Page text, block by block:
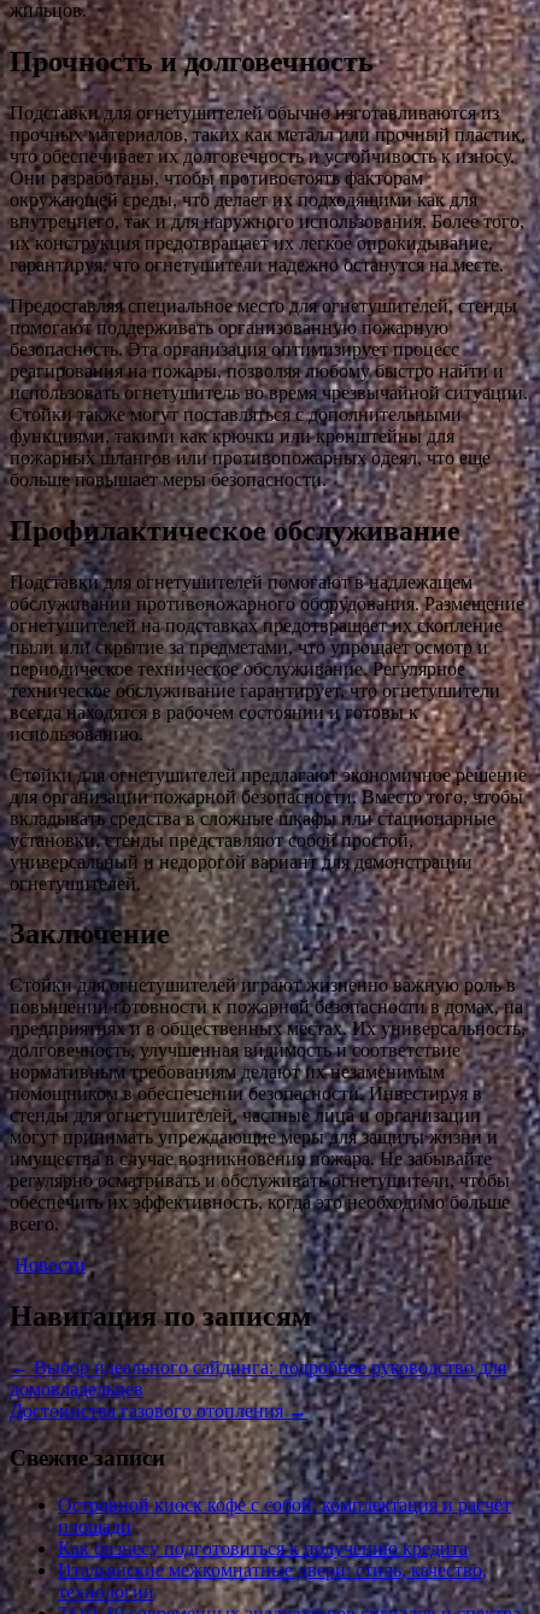
жильцов.
Прочность и долговечность
Подставки для огнетушителей обычно изготавливаются из
прочных материалов, таких как металл или прочный пластик,
что обеспечивает их долговечность и устойчивость к износу.
Они разработаны, чтобы противостоять факторам
окружающей среды, что делает их подходящими как для
внутреннего, так и для наружного использования. Более того,
их конструкция предотвращает их легкое опрокидывание,
гарантируя, что огнетушители надежно останутся на месте.
Предоставляя специальное место для огнетушителей, стенды
помогают поддерживать организованную пожарную
безопасность. Эта организация оптимизирует процесс
реагирования на пожары, позволяя любому быстро найти и
использовать огнетушитель во время чрезвычайной ситуации.
Стойки также могут поставляться с дополнительными
функциями, такими как крючки или кронштейны для
пожарных шлангов или противопожарных одеял, что еще
больше повышает меры безопасности.
Профилактическое обслуживание
Подставки для огнетушителей помогают в надлежащем
обслуживании противопожарного оборудования. Размещение
огнетушителей на подставках предотвращает их скопление
пыли или скрытие за предметами, что упрощает осмотр и
периодическое техническое обслуживание. Регулярное
техническое обслуживание гарантирует, что огнетушители
всегда находятся в рабочем состоянии и готовы к
использованию.
Стойки для огнетушителей предлагают экономичное решение
для организации пожарной безопасности. Вместо того, чтобы
вкладывать средства в сложные шкафы или стационарные
установки, стенды представляют собой простой,
универсальный и недорогой вариант для демонстрации
огнетушителей.
Заключение
Стойки для огнетушителей играют жизненно важную роль в
повышении готовности к пожарной безопасности в домах, на
предприятиях и в общественных местах. Их универсальность,
долговечность, улучшенная видимость и соответствие
нормативным требованиям делают их незаменимым
помощником в обеспечении безопасности. Инвестируя в
стенды для огнетушителей, частные лица и организации
могут принимать упреждающие меры для защиты жизни и
имущества в случае возникновения пожара. Не забывайте
регулярно осматривать и обслуживать огнетушители, чтобы
обеспечить их эффективность, когда это необходимо больше
всего.
Новости
Навигация по записям
←Выбор идеального сайдинга: подробное руководство для
домовладельцев
Достоинства газового отопления→
Свежие записи
Островной киоск кофе с собой: комплектация и расчёт
площади
Как бизнесу подготовиться к получению кредита
Итальянские межкомнатные двери: стиль, качество,
технологии